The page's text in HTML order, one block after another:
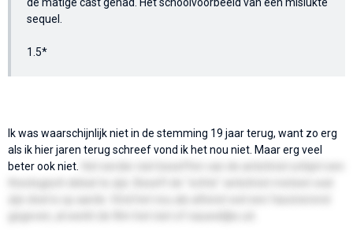
sequel.
1.5*
Ik was waarschijnlijk niet in de stemming 19 jaar terug, want zo erg
als ik hier jaren terug schreef vond ik het nou niet. Maar erg veel
beter ook niet.